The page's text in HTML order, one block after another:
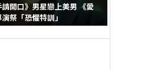
請開口》男星戀上美男 《愛
祭「恐懼特訓」